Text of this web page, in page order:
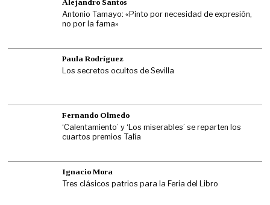
Alejandro Santos
Antonio Tamayo: «Pinto por necesidad de expresión,
no por la fama»
Paula Rodríguez
Los secretos ocultos de Sevilla
Fernando Olmedo
‘Calentamiento’ y ‘Los miserables’ se reparten los
cuartos premios Talía
Ignacio Mora
Tres clásicos patrios para la Feria del Libro